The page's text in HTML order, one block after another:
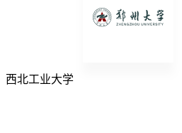
西北工业大学